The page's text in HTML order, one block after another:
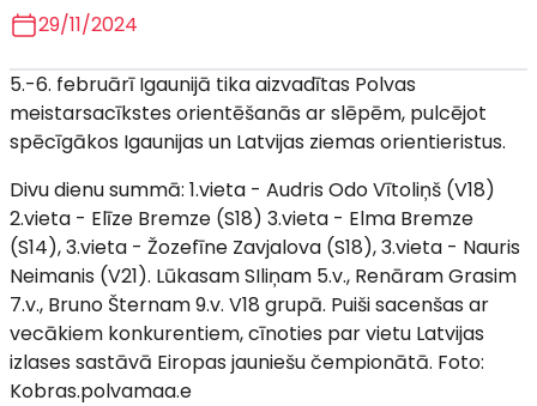
29/11/2024
5.-6. februārī Igaunijā tika aizvadītas Polvas
meistarsacīkstes orientēšanās ar slēpēm, pulcējot
spēcīgākos Igaunijas un Latvijas ziemas orientieristus.
Divu dienu summā: 1.vieta - Audris Odo Vītoliņš (V18)
2.vieta - Elīze Bremze (S18) 3.vieta - Elma Bremze
(S14), 3.vieta - Žozefīne Zavjalova (S18), 3.vieta - Nauris
Neimanis (V21). Lūkasam SIliņam 5.v., Renāram Grasim
7.v., Bruno Šternam 9.v. V18 grupā. Puiši sacenšas ar
vecākiem konkurentiem, cīnoties par vietu Latvijas
izlases sastāvā Eiropas jauniešu čempionātā. Foto:
Kobras.polvamaa.e